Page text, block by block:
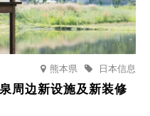
熊本県 日本信息
周边新设施及新装修